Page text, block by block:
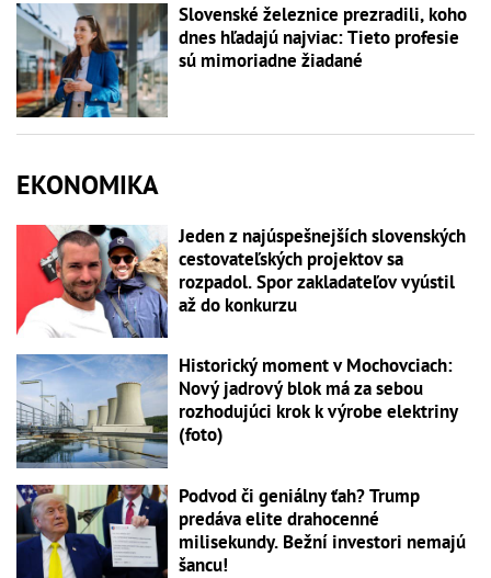
Slovenské železnice prezradili, koho
dnes hľadajú najviac: Tieto profesie
sú mimoriadne žiadané
EKONOMIKA
Jeden z najúspešnejších slovenských
cestovateľských projektov sa
rozpadol. Spor zakladateľov vyústil
až do konkurzu
Historický moment v Mochovciach:
Nový jadrový blok má za sebou
rozhodujúci krok k výrobe elektriny
(foto)
Podvod či geniálny ťah? Trump
predáva elite drahocenné
milisekundy. Bežní investori nemajú
šancu!